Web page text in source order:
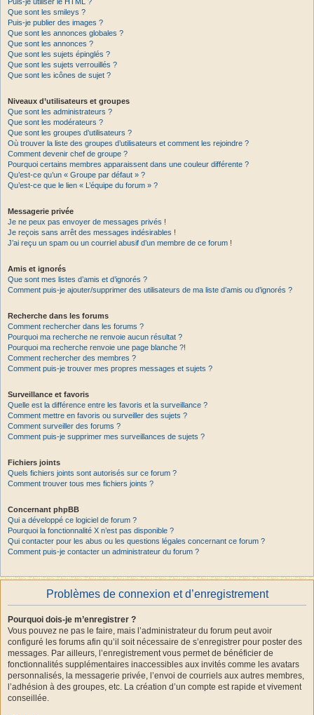
Que sont les smileys ?
Puis-je publier des images ?
Que sont les annonces globales ?
Que sont les annonces ?
Que sont les sujets épinglés ?
Que sont les sujets verrouillés ?
Que sont les icônes de sujet ?
Niveaux d’utilisateurs et groupes
Que sont les administrateurs ?
Que sont les modérateurs ?
Que sont les groupes d’utilisateurs ?
Où trouver la liste des groupes d’utilisateurs et comment les rejoindre ?
Comment devenir chef de groupe ?
Pourquoi certains membres apparaissent dans une couleur différente ?
Qu’est-ce qu’un « Groupe par défaut » ?
Qu’est-ce que le lien « L’équipe du forum » ?
Messagerie privée
Je ne peux pas envoyer de messages privés !
Je reçois sans arrêt des messages indésirables !
J’ai reçu un spam ou un courriel abusif d’un membre de ce forum !
Amis et ignorés
Que sont mes listes d’amis et d’ignorés ?
Comment puis-je ajouter/supprimer des utilisateurs de ma liste d’amis ou d’ignorés ?
Recherche dans les forums
Comment rechercher dans les forums ?
Pourquoi ma recherche ne renvoie aucun résultat ?
Pourquoi ma recherche renvoie une page blanche ?!
Comment rechercher des membres ?
Comment puis-je trouver mes propres messages et sujets ?
Surveillance et favoris
Quelle est la différence entre les favoris et la surveillance ?
Comment mettre en favoris ou surveiller des sujets ?
Comment surveiller des forums ?
Comment puis-je supprimer mes surveillances de sujets ?
Fichiers joints
Quels fichiers joints sont autorisés sur ce forum ?
Comment trouver tous mes fichiers joints ?
Concernant phpBB
Qui a développé ce logiciel de forum ?
Pourquoi la fonctionnalité X n’est pas disponible ?
Qui contacter pour les abus ou les questions légales concernant ce forum ?
Comment puis-je contacter un administrateur du forum ?
Problèmes de connexion et d’enregistrement
Pourquoi dois-je m’enregistrer ?
Vous pouvez ne pas le faire, mais l’administrateur du forum peut avoir
configuré les forums afin qu’il soit nécessaire de s’enregistrer pour poster des
messages. Par ailleurs, l’enregistrement vous permet de bénéficier de
fonctionnalités supplémentaires inaccessibles aux invités comme les avatars
personnalisés, la messagerie privée, l’envoi de courriels aux autres membres,
l’adhésion à des groupes, etc. La création d’un compte est rapide et vivement
conseillée.